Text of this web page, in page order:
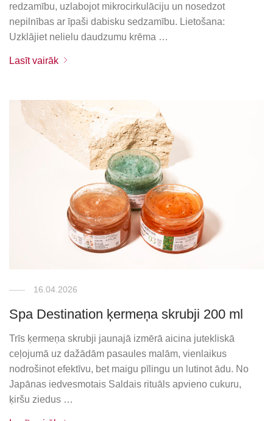
redzamību, uzlabojot mikrocirkulāciju un nosedzot
nepilnības ar īpaši dabisku sedzamību. Lietošana:
Uzklājiet nelielu daudzumu krēma …
Lasīt vairāk
16.04.2026
Spa Destination ķermeņa skrubji 200 ml
Trīs ķermeņa skrubji jaunajā izmērā aicina jutekliskā
ceļojumā uz dažādām pasaules malām, vienlaikus
nodrošinot efektīvu, bet maigu pīlingu un lutinot ādu. No
Japānas iedvesmotais Saldais rituāls apvieno cukuru,
ķiršu ziedus …